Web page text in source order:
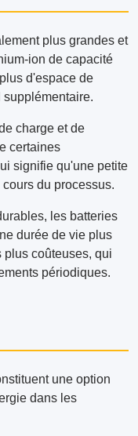
plus grandes et
ion de capacité
d'espace de
supplémentaire.
charge et de
certaines
signifie qu'une petite
du processus.
les batteries
durée de vie plus
plus coûteuses, qui
périodiques.
une option
dans les